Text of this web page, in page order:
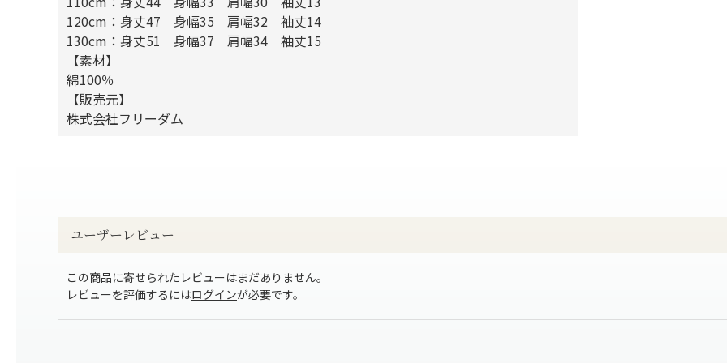
120cm：身丈47 身幅35 肩幅32 袖丈14
130cm：身丈51 身幅37 肩幅34 袖丈15
【素材】
綿100％
【販売元】
株式会社フリーダム
ユーザーレビュー
この商品に寄せられたレビューはまだありません。
レビューを評価するにはログインが必要です。